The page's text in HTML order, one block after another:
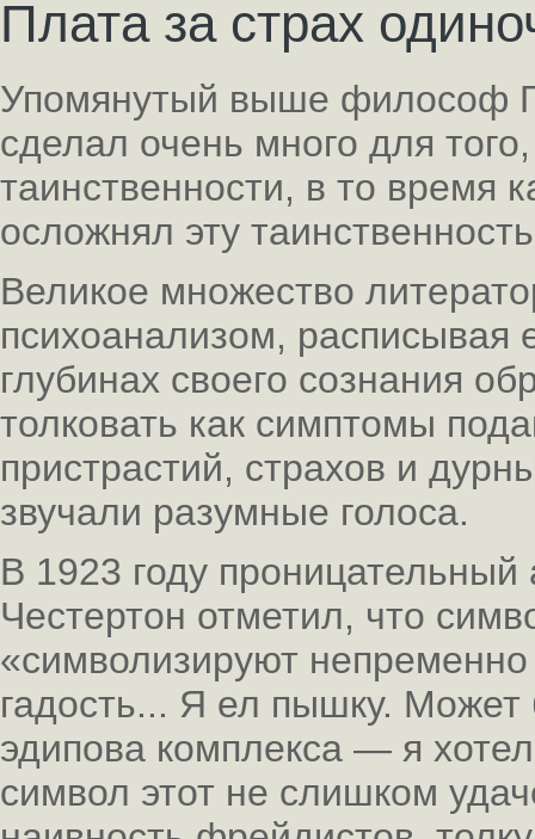
Плата за страх
Упомянутый выше философ
сделал очень много для
таинственности, в то время
осложнял эту
Великое множество
психоанализом, расписывая
глубинах своего сознания
толковать как симптомы
пристрастий, страхов и
звучали разумные голоса.
В 1923 году проницательный
Честертон отметил, что
«символизируют
гадость... Я ел пышку.
эдипова комплекса — я
символ этот не слишком